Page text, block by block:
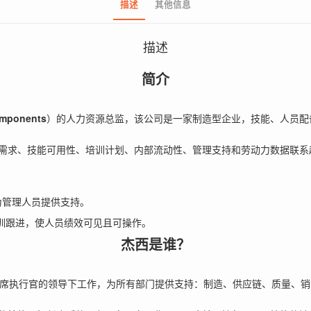
描述 其他信息
描述
简介
）的人力资源总监，该公司是一家制造型企业，技能、人员
、技能可用性、培训计划、内部流动性、管理支持和劳动力数据联
理人员提供支持。
进，使人员绩效可见且可操作。
杰西是谁？
执行官的领导下工作，为所有部门提供支持：制造、供应链、质量、